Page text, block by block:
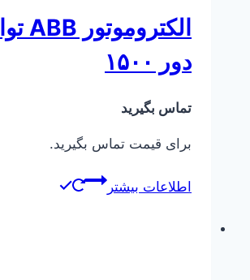
دور ۱۵۰۰
تماس بگیرید
برای قیمت تماس بگیرید.
اطلاعات بیشتر